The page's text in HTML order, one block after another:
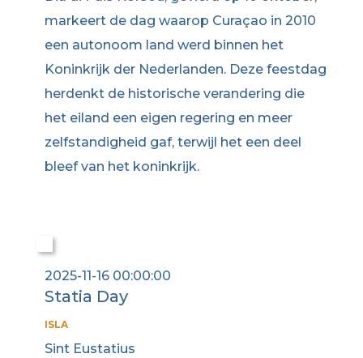
markeert de dag waarop Curaçao in 2010
een autonoom land werd binnen het
Koninkrijk der Nederlanden. Deze feestdag
herdenkt de historische verandering die
het eiland een eigen regering en meer
zelfstandigheid gaf, terwijl het een deel
bleef van het koninkrijk.
2025-11-16 00:00:00
Statia Day
ISLA
Sint Eustatius